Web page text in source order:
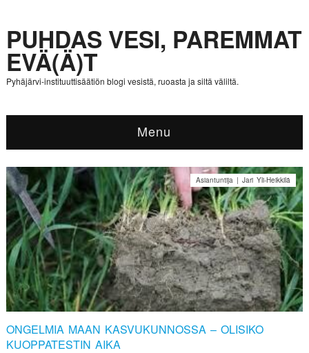
PUHDAS VESI, PAREMMAT
EVÄ(Ä)T
Pyhäjärvi-instituuttisäätiön blogi vesistä, ruoasta ja siltä väliltä.
Menu
ONGELMIA MAAN KASVUKUNNOSSA – OLISIKO
KUOPPATESTIN AIKA
Asiantuntija | Jari Yli-Heikkilä